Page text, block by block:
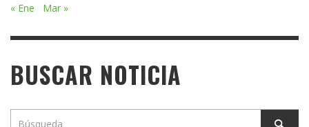
« Ene Mar »
BUSCAR NOTICIA